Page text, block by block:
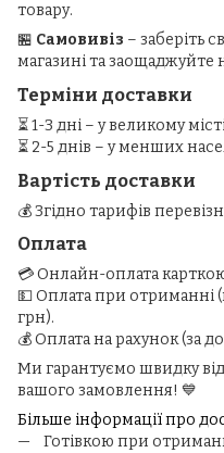
товару.
🏪 Самовивіз – заберіть
магазині та заощаджуйте
Терміни доставки
⏳ 1-3 дні – у великому
⏳ 2-5 днів – у менших
Вартість доставки
💰 Згідно тарифів
Оплата
💳 Онлайн-оплата
💵 Оплата при отриманні
грн).
💰 Оплата на рахунок (за
Ми гарантуємо швидку
вашого замовлення! 💙
Більше інформації про
Готівкою при